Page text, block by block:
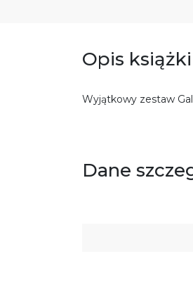
Opis
Wyjątkowy zestaw
Dane